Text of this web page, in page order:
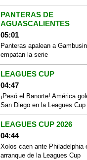
PANTERAS DE
AGUASCALIENTES
05:01
Panteras apalean a
empatan la serie
LEAGUES CUP
04:47
¡Pesó el Banorte! América
San Diego en la Leagues Cup
LEAGUES CUP 2026
04:44
Xolos caen ante Philadelphia
arranque de la Leagues Cup